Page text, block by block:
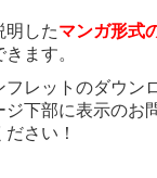
明したマンガ形式
ます。
フレットのダウン
ジ下部に表示のお
さい！